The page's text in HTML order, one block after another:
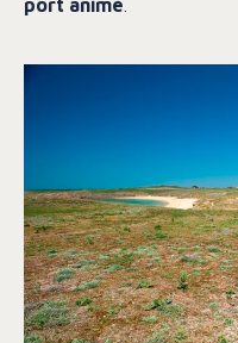
port animé